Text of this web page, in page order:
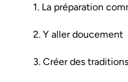
1. La préparation
2. Y aller doucement
3. Créer des